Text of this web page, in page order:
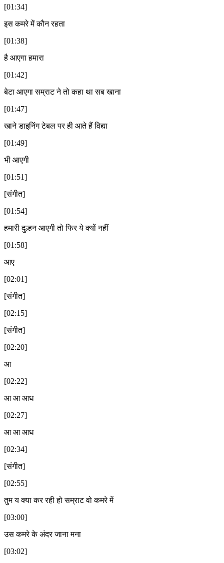
[01:34]
इस कमरे में कौन रहता
[01:38]
है आएगा हमारा
[01:42]
बेटा आएगा सम्राट ने तो कहा था सब खाना
[01:47]
खाने डाइनिंग टेबल पर ही आते हैं विद्या
[01:49]
भी आएगी
[01:51]
[संगीत]
[01:54]
हमारी दुल्हन आएगी तो फिर ये क्यों नहीं
[01:58]
आए
[02:01]
[संगीत]
[02:15]
[संगीत]
[02:20]
आ
[02:22]
आ आ आध
[02:27]
आ आ आध
[02:34]
[संगीत]
[02:55]
तुम य क्या कर रही हो सम्राट वो कमरे में
[03:00]
उस कमरे के अंदर जाना मना
[03:02]